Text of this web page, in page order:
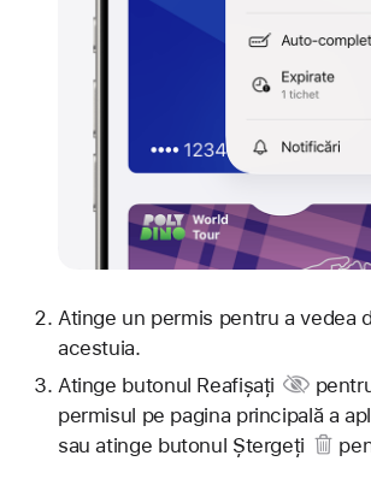
Atinge un permis pentru a vedea
acestuia.
Atinge butonul Reafișați
permisul pe pagina principală a
sau atinge butonul Ștergeți